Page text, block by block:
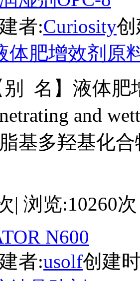
者:Curiosity创
体肥增效剂原
别 名】液体
and
基多羟基化
| 浏览:10260次
N600
者:usolf创建